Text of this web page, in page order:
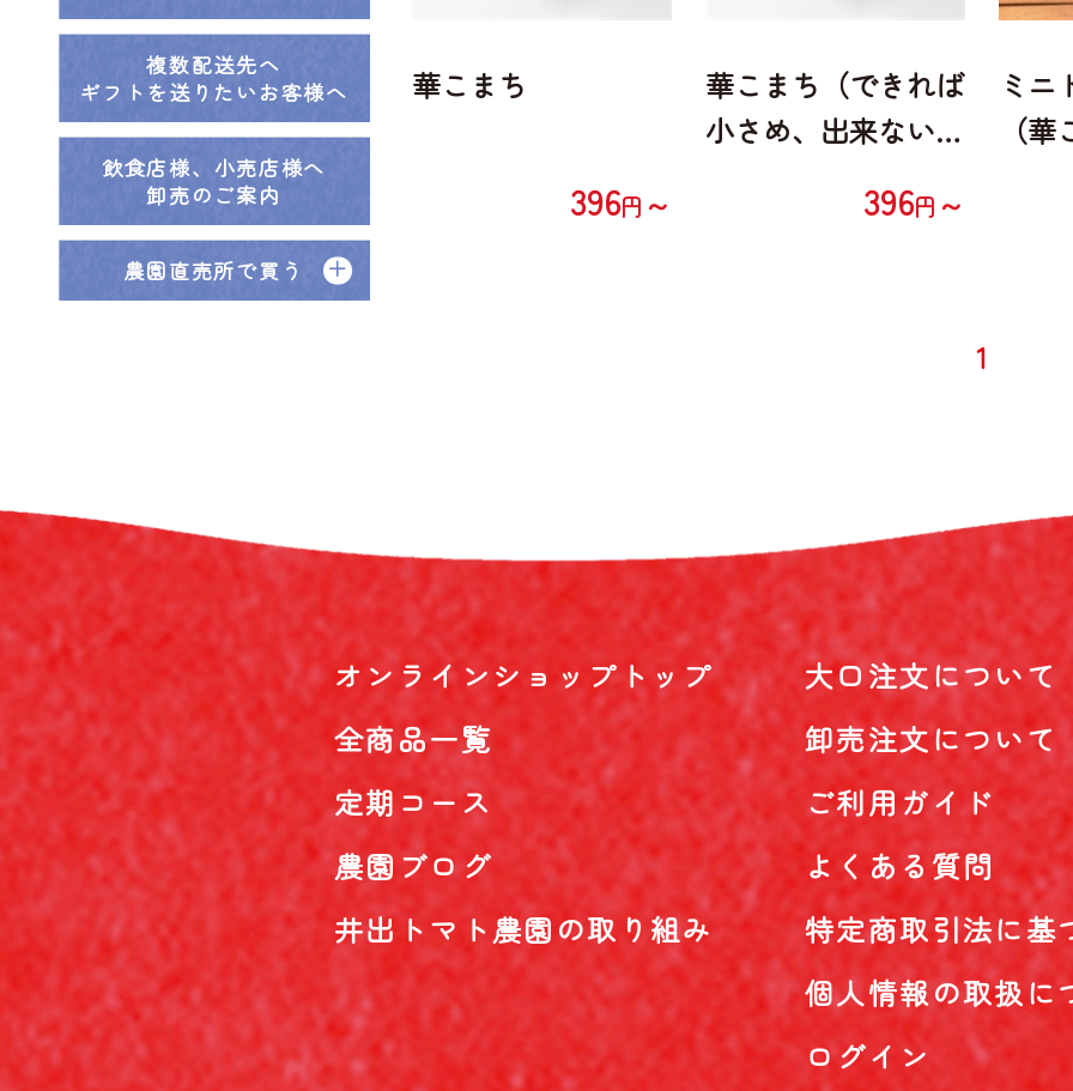
華こまち
396円 ～
華こまち（できれば
小さめ、出来ない時
396円 ～
ミニ
（
1
複数配送先へ
ギフトを送りたいお客様へ
飲食店様、小売店様へ
卸売のご案内
農園直売所で買う
オンラインショップトップ
全商品一覧
定期コース
農園ブログ
井出トマト農園の取り組み
大口注文について
卸売注文について
ご利用ガイド
よくある質問
特定商取引法に基
個人情報の取扱に
ログイン